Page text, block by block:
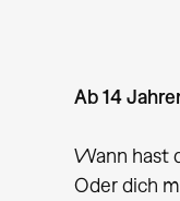
Ab 14
Wann hast
Oder dich